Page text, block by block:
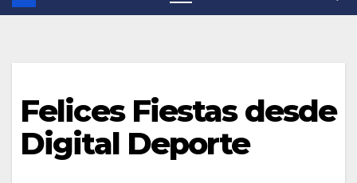
Felices Fiestas desde
Digital Deporte